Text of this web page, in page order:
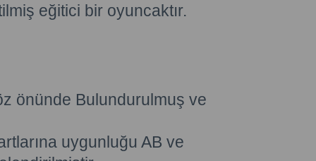
eğitici bir oyuncaktır.
önünde Bulundurulmuş ve
uygunluğu AB ve